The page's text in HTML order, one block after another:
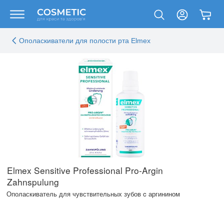
Ополаскиватели для полости рта Elmex
Elmex Sensitive Professional Pro-Argin
Zahnspulung
Ополаскиватель для чувствительных зубов c аргинином